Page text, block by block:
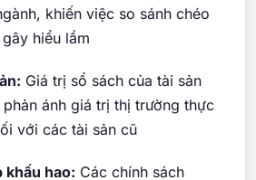
khiến việc so sánh chéo
hiểu lầm
Giá trị sổ sách của tài sản
ánh giá trị thị trường thực
với các tài sản cũ
khấu hao: Các chính sách